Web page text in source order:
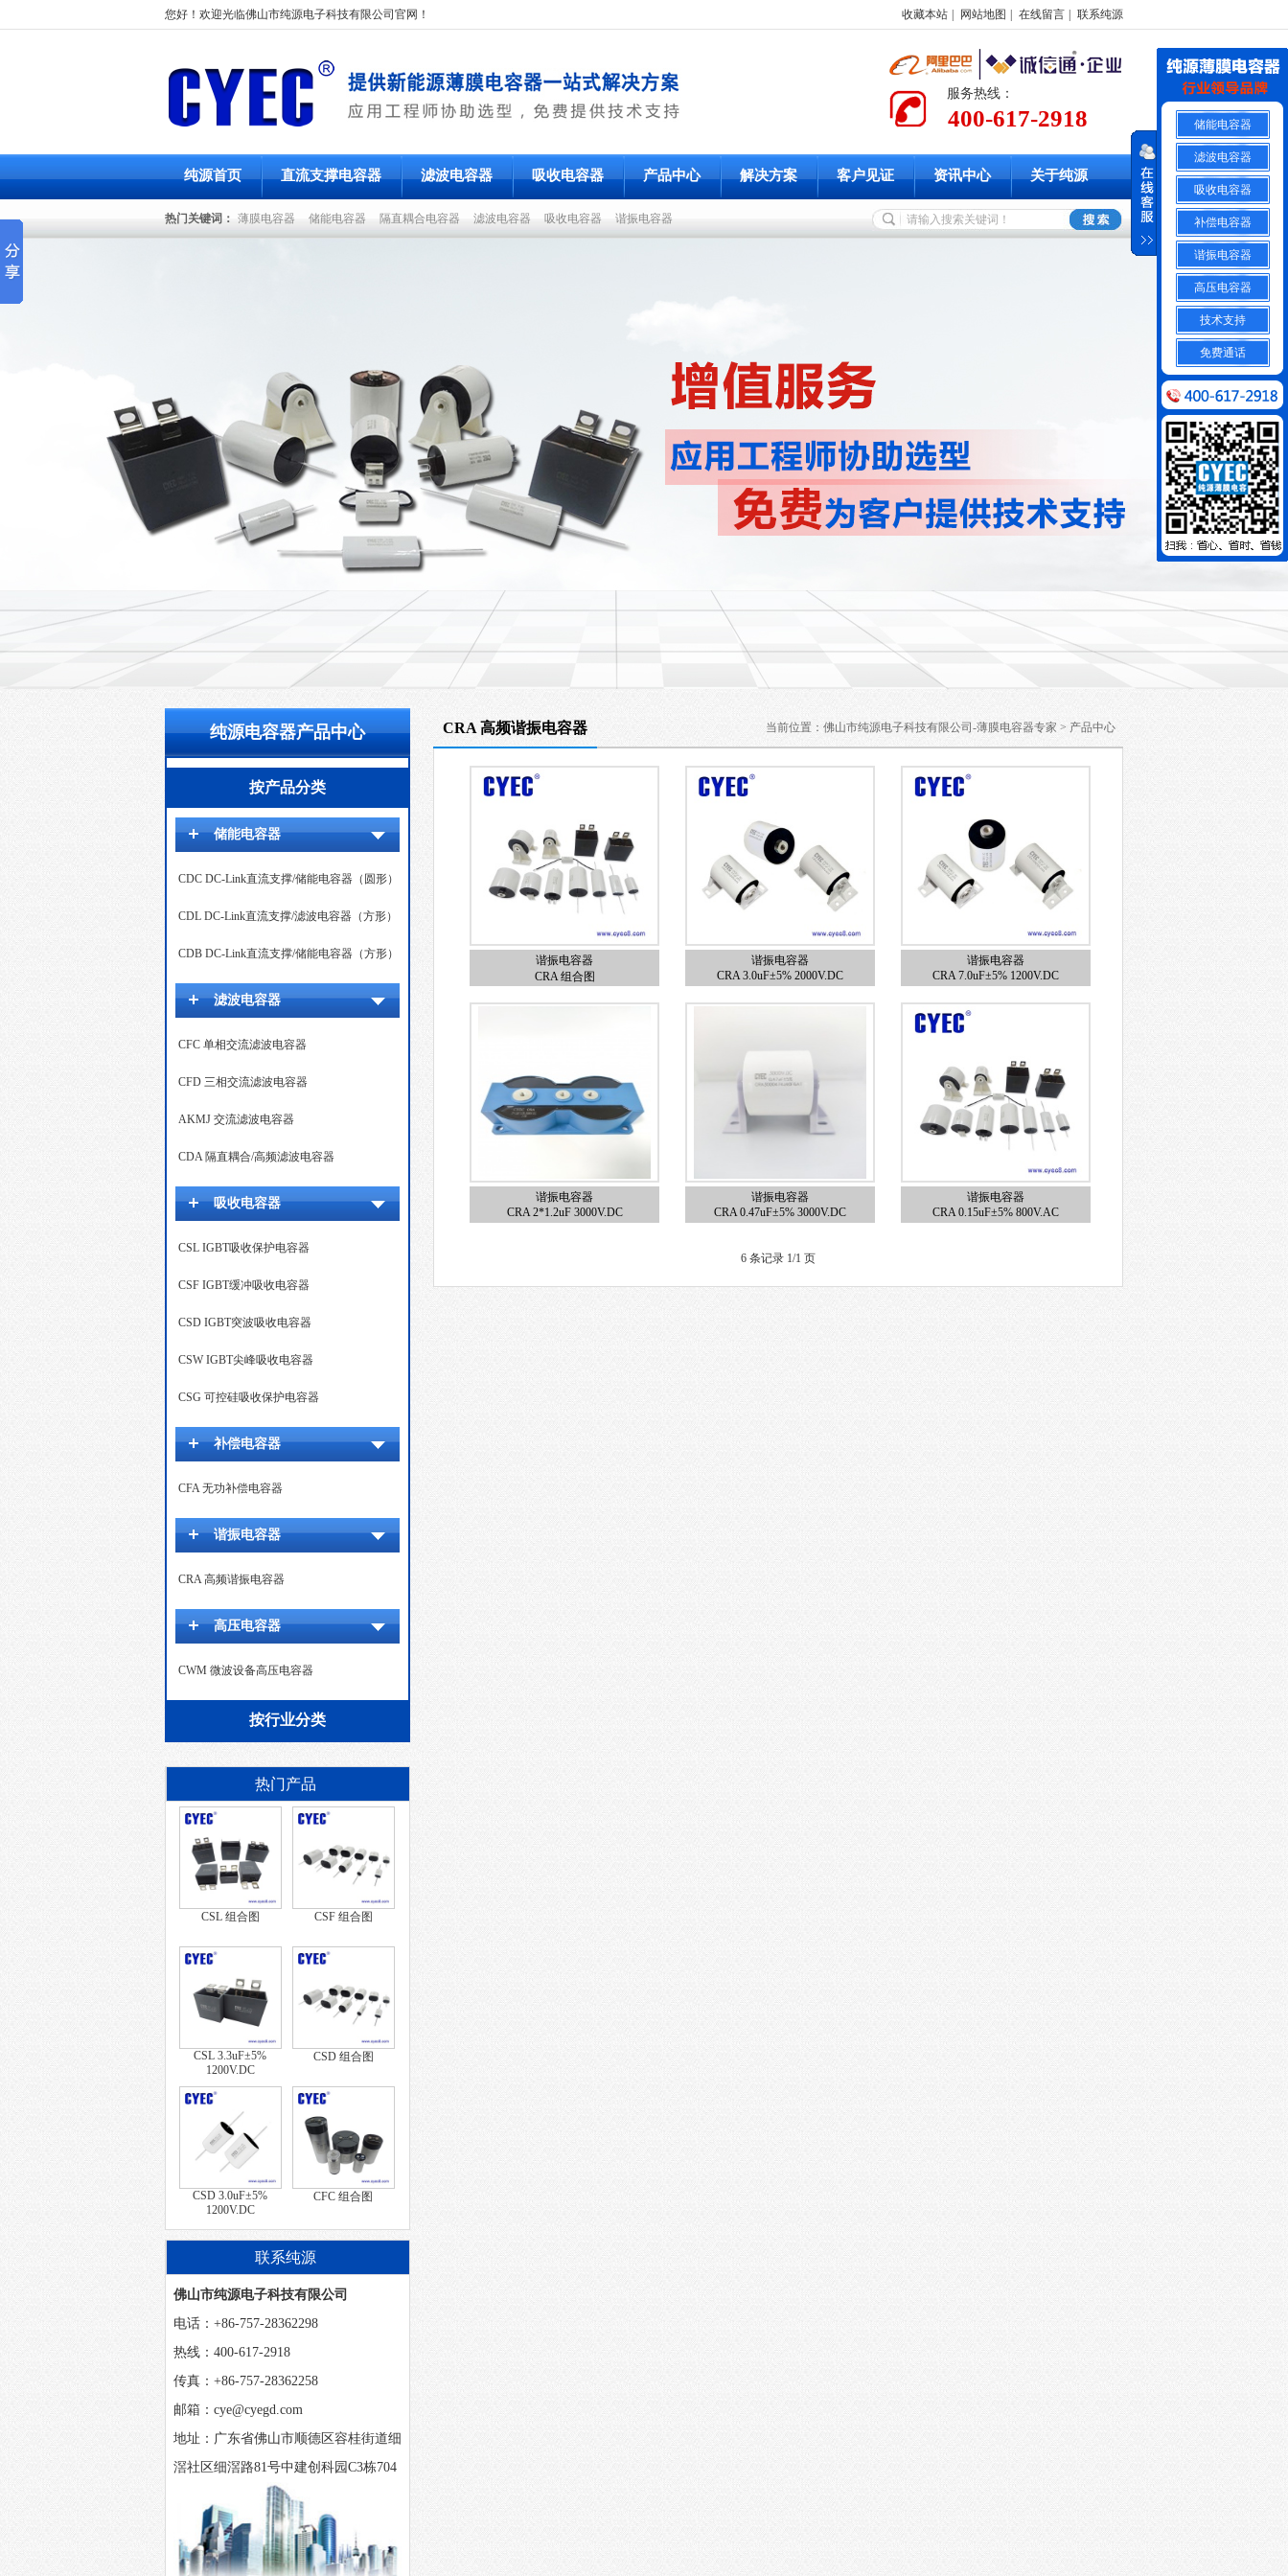
您好！欢迎光临佛山市纯源电子科技有限公司官网！ 收藏本站 网站地图 在线留言 联系纯源
服务热线：
400-617-2918
纯源首页 直流支撑电容器 滤波电容器 吸收电容器 产品中心 解决方案 客户见证 资讯中心 关于纯源
热门关键词： 薄膜电容器 储能电容器 隔直耦合电容器 滤波电容器 吸收电容器 谐振电容器
纯源电容器产品中心
按产品分类
储能电容器
CDC DC-Link直流支撑/储能电容器（圆形）
CDL DC-Link直流支撑/滤波电容器（方形）
CDB DC-Link直流支撑/储能电容器（方形）
滤波电容器
CFC 单相交流滤波电容器
CFD 三相交流滤波电容器
AKMJ 交流滤波电容器
CDA 隔直耦合/高频滤波电容器
吸收电容器
CSL IGBT吸收保护电容器
CSF IGBT缓冲吸收电容器
CSD IGBT突波吸收电容器
CSW IGBT尖峰吸收电容器
CSG 可控硅吸收保护电容器
补偿电容器
CFA 无功补偿电容器
谐振电容器
CRA 高频谐振电容器
高压电容器
CWM 微波设备高压电容器
按行业分类
热门产品
CSL 组合图 CSF 组合图
CSL 3.3uF±5%
1200V.DC
CSD 组合图
CSD 3.0uF±5%
1200V.DC
CFC 组合图
联系纯源
佛山市纯源电子科技有限公司
电话：+86-757-28362298
热线：400-617-2918
传真：+86-757-28362258
邮箱：cye@cyegd.com
地址：广东省佛山市顺德区容桂街道细
滘社区细滘路81号中建创科园C3栋704
CRA 高频谐振电容器 当前位置： 佛山市纯源电子科技有限公司-薄膜电容器专家 > 产品中心
谐振电容器
CRA 组合图
谐振电容器
CRA 3.0uF±5% 2000V.DC
谐振电容器
CRA 7.0uF±5% 1200V.DC
谐振电容器
CRA 2*1.2uF 3000V.DC
谐振电容器
CRA 0.47uF±5% 3000V.DC
谐振电容器
CRA 0.15uF±5% 800V.AC
6 条记录 1/1 页
储能电容器
滤波电容器
吸收电容器
补偿电容器
谐振电容器
高压电容器
技术支持
免费通话